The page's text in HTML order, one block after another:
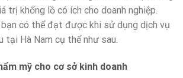
trị khổng lồ có ích cho doanh nghiệp.
có thể đạt được khi sử dụng dịch vụ
tại Hà Nam cụ thể như sau.
mỹ cho cơ sở kinh doanh